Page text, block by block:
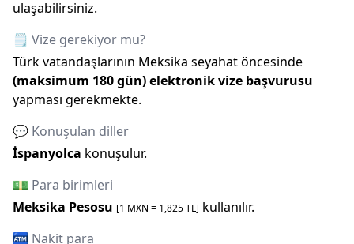
ulaşabilirsiniz.
🗒️ Vize gerekiyor mu?
Türk vatandaşlarının Meksika seyahat öncesinde
(maksimum 180gün)elektronik vize başvurusu
yapması gerekmekte.
💬 Konuşulan diller
İspanyolca konuşulur.
💵 Para birimleri
Meksika Pesosu [1 MXN = 1,825TL] kullanılır.
🏧 Nakit para